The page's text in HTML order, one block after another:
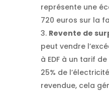
représente une
720 euros sur la
Revente de
peut vendre
à EDF à un tarif
25% de
revendue, cela